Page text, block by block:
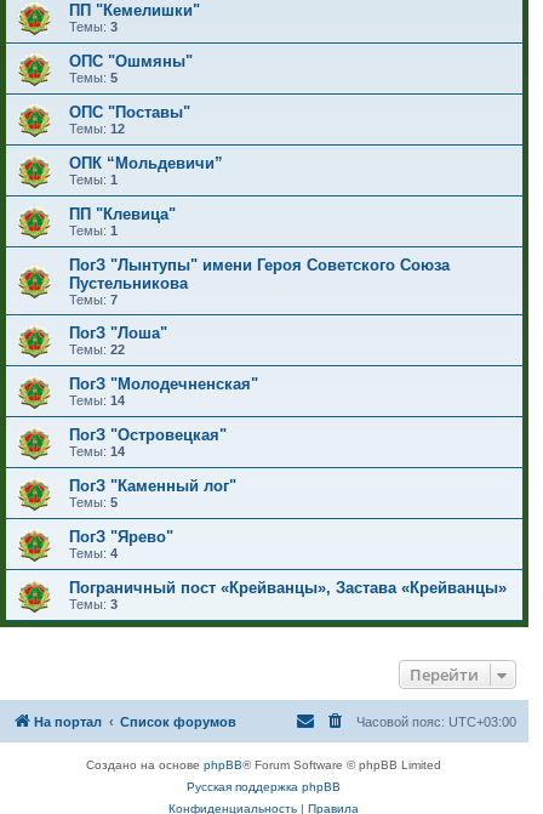
ПП "Кемелишки"
Темы: 3
ОПС "Ошмяны"
Темы: 5
ОПС "Поставы"
Темы: 12
ОПК “Мольдевичи”
Темы: 1
ПП "Клевица"
Темы: 1
ПогЗ "Лынтупы" имени Героя Советского Союза
Пустельникова
Темы: 7
ПогЗ "Лоша"
Темы: 22
ПогЗ "Молодечненская"
Темы: 14
ПогЗ "Островецкая"
Темы: 14
ПогЗ "Каменный лог"
Темы: 5
ПогЗ "Ярево"
Темы: 4
Пограничный пост «Крейванцы», Застава «Крейванцы»
Темы: 3
Перейти
На портал Список форумов Часовой пояс: UTC+03:00
Создано на основеphpBB® Forum Software © phpBB Limited
Русская поддержка phpBB
Конфиденциальность
Правила